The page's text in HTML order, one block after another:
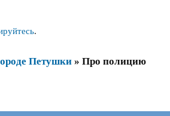
.
Петушки » Про полицию